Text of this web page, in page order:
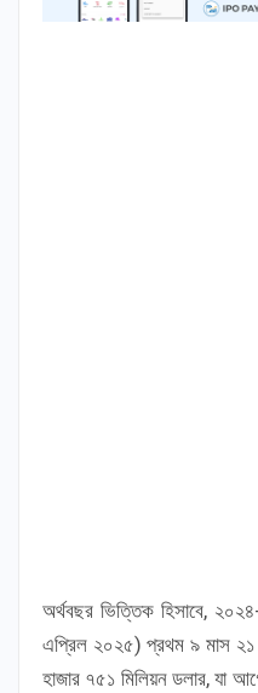
অর্থবছর ভিত্তিক হিসাবে,
এপ্রিল ২০২৫) প্রথম ৯ মাস ২১
হাজার ৭৫১ মিলিয়ন ডলার, যা